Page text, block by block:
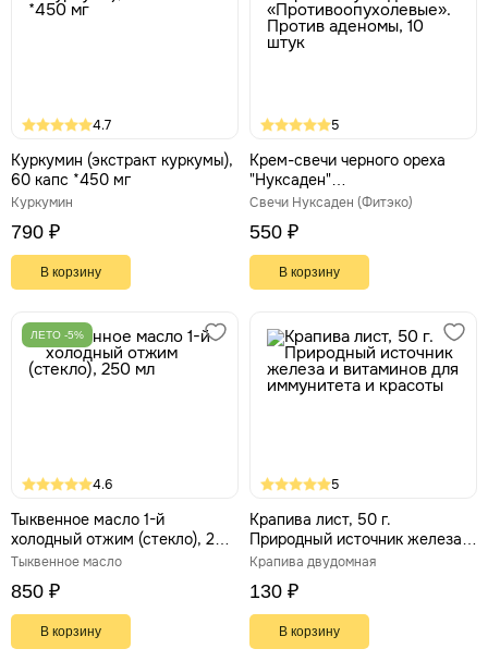
4.7
Куркумин (экстракт куркумы),
60 капс *450 мг
Куркумин
790 ₽
В корзину
5
Крем-свечи черного ореха
"Нуксаден"
«Противоопухолевые».
Свечи Нуксаден (Фитэко)
550 ₽
В корзину
ЛЕТО -5%
4.6
Тыквенное масло 1-й
холодный отжим (стекло), 250
мл
Тыквенное масло
850 ₽
В корзину
5
Крапива лист, 50 г.
Природный источник железа и
витаминов для иммунитета и
Крапива двудомная
130 ₽
В корзину